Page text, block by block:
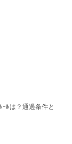
ﾙは？通過条件と